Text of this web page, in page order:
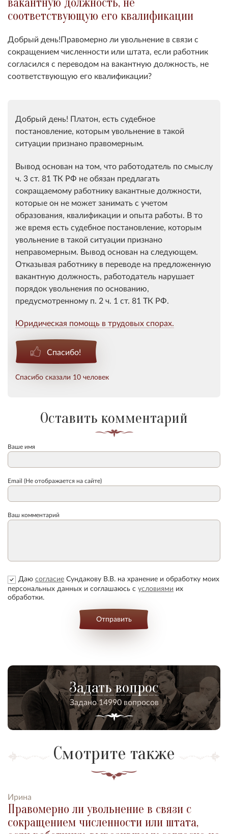
вакантную должность, не
соответствующую его квалификации
Добрый день!Правомерно ли увольнение в связи с
сокращением численности или штата, если работник
согласился с переводом на вакантную должность, не
соответствующую его квалификации?
Добрый день! Платон, есть судебное
постановление, которым увольнение в такой
ситуации признано правомерным.
Вывод основан на том, что работодатель по смыслу
ч. 3 ст. 81 ТК РФ не обязан предлагать
сокращаемому работнику вакантные должности,
которые он не может занимать с учетом
образования, квалификации и опыта работы. В то
же время есть судебное постановление, которым
увольнение в такой ситуации признано
неправомерным. Вывод основан на следующем.
Отказывая работнику в переводе на предложенную
вакантную должность, работодатель нарушает
порядок увольнения по основанию,
предусмотренному п. 2 ч. 1 ст. 81 ТК РФ.
Юридическая помощь в трудовых спорах.
Спасибо!
Спасибо сказали 10 человек
Оставить комментарий
Ваше имя
Email (Не отображается на сайте)
Ваш комментарий
Даю согласие Сундакову В.В. на хранение и обработку моих
персональных данных и соглашаюсь с условиями их
обработки.
Отправить
Задать вопрос
Задано 14990 вопросов
Смотрите также
Ирина
Правомерно ли увольнение в связи с
сокращением численности или штата,